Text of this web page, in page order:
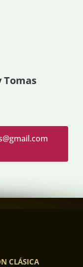
Tomas
.com
CLÁSICA